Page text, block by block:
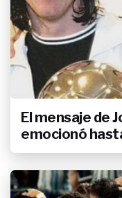
El mensaje de
emocionó